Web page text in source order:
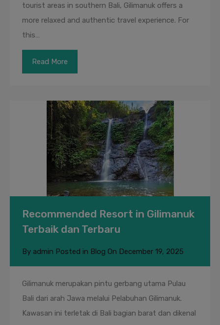
tourist areas in southern Bali, Gilimanuk offers a
more relaxed and authentic travel experience. For
this…
Read More
Recommended Resort in Gilimanuk
Terbaik dan Terbaru
By admin Posted in Blog On December 19, 2025
Gilimanuk merupakan pintu gerbang utama Pulau
Bali dari arah Jawa melalui Pelabuhan Gilimanuk.
Kawasan ini terletak di Bali bagian barat dan dikenal